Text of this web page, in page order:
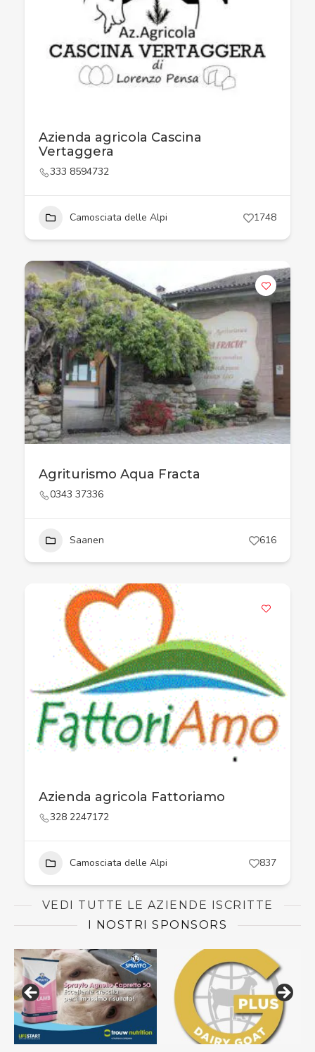
Azienda agricola Cascina
Vertaggera
333 8594732
Camosciata delle Alpi 1748
Agriturismo Aqua Fracta
0343 37336
Saanen 616
Azienda agricola Fattoriamo
328 2247172
Camosciata delle Alpi 837
VEDI TUTTE LE AZIENDE ISCRITTE
I NOSTRI SPONSORS